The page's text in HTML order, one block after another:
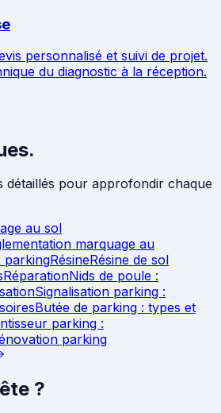
personnalisé et suivi de projet.
du diagnostic à la réception.
détaillés pour approfondir chaque
au sol
marquage au
parkingRésineRésine de sol
RéparationNids de poule :
Signalisation parking :
Butée de parking : types et
parking :
parking
?